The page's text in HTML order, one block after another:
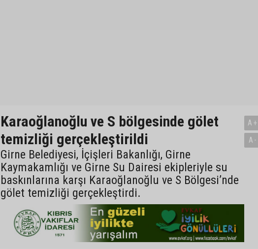
Karaoğlanoğlu ve S bölgesinde gölet
temizliği gerçekleştirildi
Girne Belediyesi, İçişleri Bakanlığı, Girne
Kaymakamlığı ve Girne Su Dairesi ekipleriyle su
baskınlarına karşı Karaoğlanoğlu ve S Bölgesi’nde
gölet temizliği gerçekleştirdi.
A+
A-